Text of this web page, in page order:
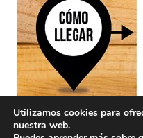
Utilizamos cookies para
nuestra web.